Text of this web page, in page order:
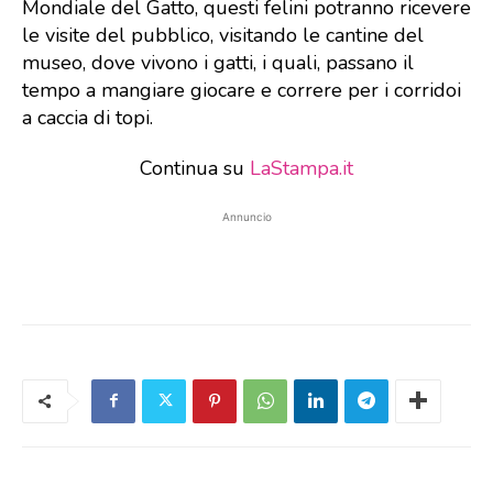
Mondiale del Gatto, questi felini potranno ricevere
le visite del pubblico, visitando le cantine del
museo, dove vivono i gatti, i quali, passano il
tempo a mangiare giocare e correre per i corridoi
a caccia di topi.
Continua su LaStampa.it
Annuncio